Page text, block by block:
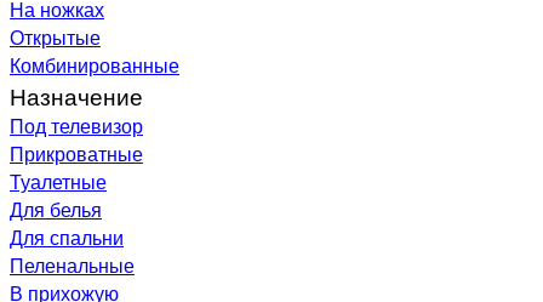
На ножках
Открытые
Комбинированные
Назначение
Под телевизор
Прикроватные
Туалетные
Для белья
Для спальни
Пеленальные
В прихожую